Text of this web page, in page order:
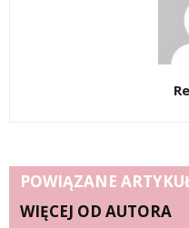
POWIĄZANE
WIĘCEJ OD AUTORA